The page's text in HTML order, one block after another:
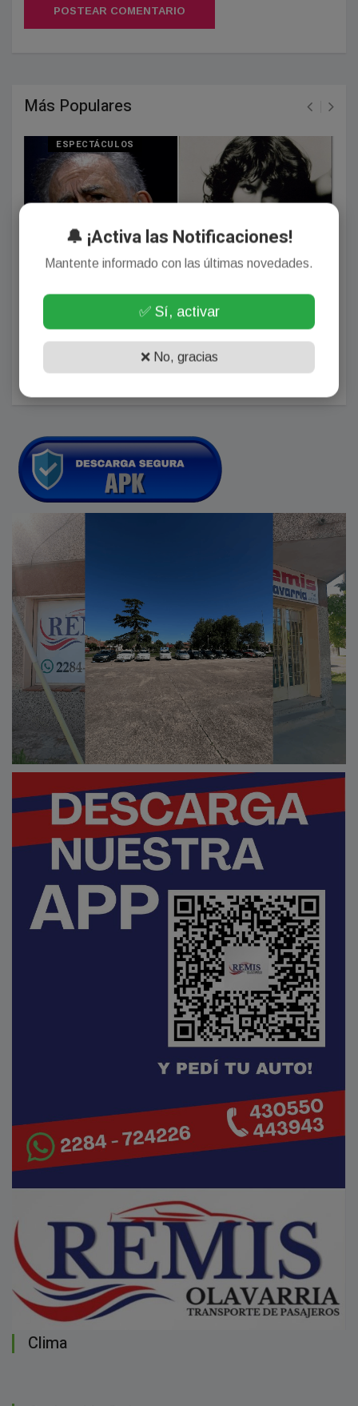
POSTEAR COMENTARIO
Más Populares
ESPECTÁCULOS
Francis Ford Coppola dijo que estudió con Jim
hermana, la Adrian de Rocky
Agosto 01, 2026
Clima
🔔 ¡Activa las Notificaciones!
Mantente informado con las últimas novedades.
✅ Sí, activar
❌ No, gracias